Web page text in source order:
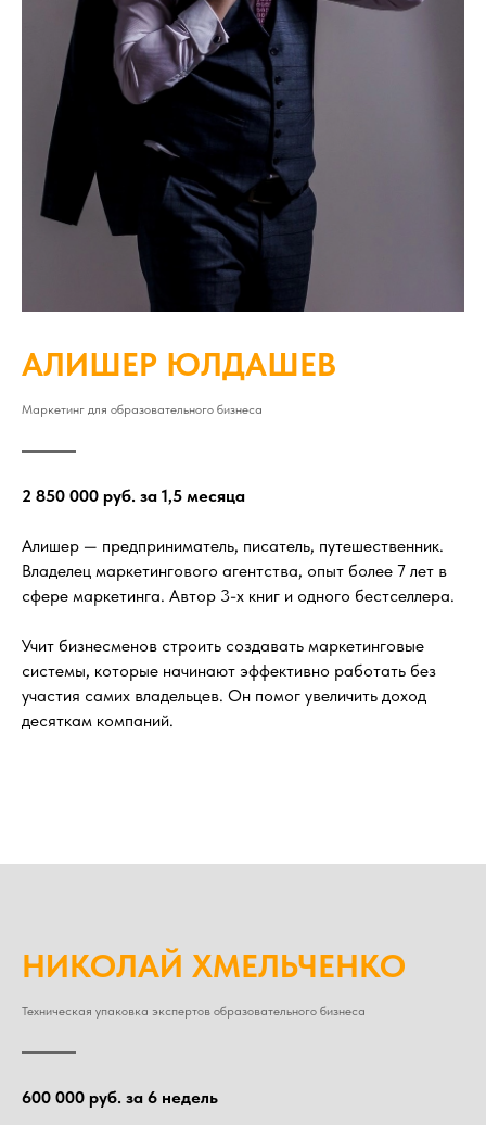
АЛИШЕР ЮЛДАШЕВ
Маркетинг для образовательного бизнеса
2 850 000 руб. за 1,5 месяца
Алишер — предприниматель, писатель, путешественник.
Владелец маркетингового агентства, опыт более 7 лет в
сфере маркетинга. Автор 3-х книг и одного бестселлера.
Учит бизнесменов строить создавать маркетинговые
системы, которые начинают эффективно работать без
участия самих владельцев. Он помог увеличить доход
десяткам компаний.
НИКОЛАЙ ХМЕЛЬЧЕНКО
Техническая упаковка экспертов образовательного бизнеса
600 000 руб. за 6 недель